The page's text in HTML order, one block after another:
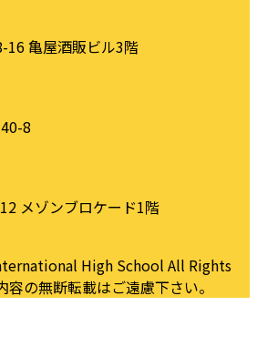
16 亀屋酒販ビル3階
8
メゾンブロケード1階
High School All Rights
の無断転載はご遠慮下さい。